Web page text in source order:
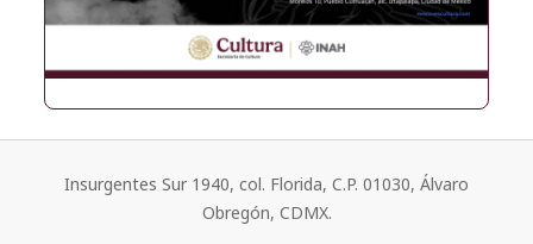
Insurgentes Sur 1940, col. Florida, C.P. 01030, Álvaro
Obregón, CDMX.